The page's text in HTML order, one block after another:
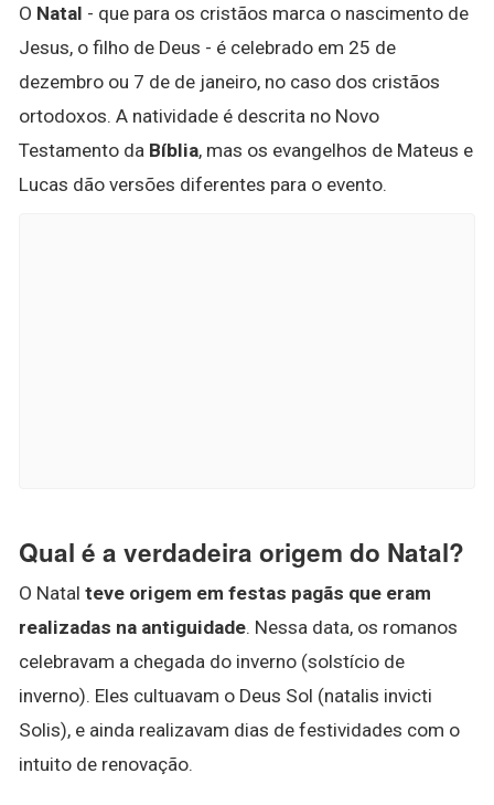
O Natal - que para os cristãos marca o nascimento de
Jesus, o filho de Deus - é celebrado em 25 de
dezembro ou 7 de de janeiro, no caso dos cristãos
ortodoxos. A natividade é descrita no Novo
Testamento da Bíblia, mas os evangelhos de Mateus e
Lucas dão versões diferentes para o evento.
Qual é a verdadeira origem do Natal?
O Natal teve origem em festas pagãs que eram
realizadas na antiguidade. Nessa data, os romanos
celebravam a chegada do inverno (solstício de
inverno). Eles cultuavam o Deus Sol (natalis invicti
Solis), e ainda realizavam dias de festividades com o
intuito de renovação.